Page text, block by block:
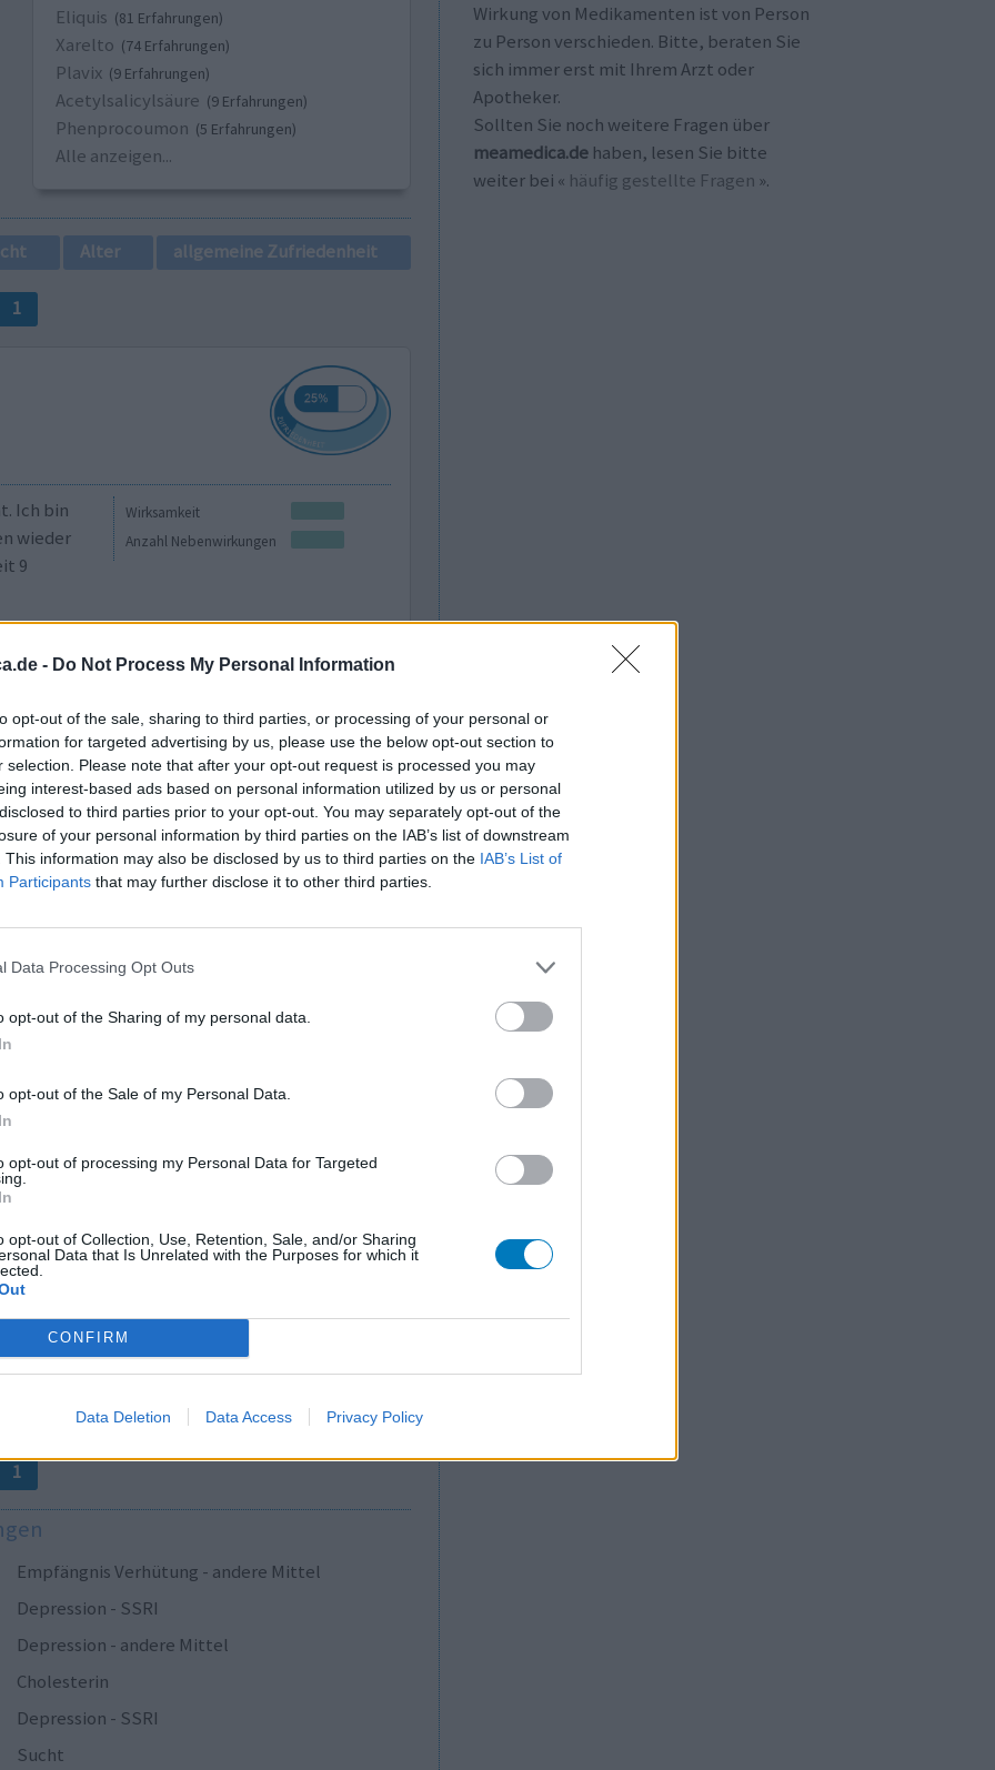
- Do Not Process My Personal Information
opt-out of the sale, sharing to third parties, or processing of your personal or
for targeted advertising by us, please use the below opt-out section to
selection. Please note that after your opt-out request is processed you may
interest-based ads based on personal information utilized by us or personal
to third parties prior to your opt-out. You may separately opt-out of the
of your personal information by third parties on the IAB’s list of downstream
This information may also be disclosed by us to third parties on the IAB’s List of
Participants that may further disclose it to other third parties.
Data Processing Opt Outs
opt-out of the Sharing of my personal data.
opt-out of the Sale of my Personal Data.
opt-out of processing my Personal Data for Targeted
opt-out of Collection, Use, Retention, Sale, and/or Sharing
Data that Is Unrelated with the Purposes for which it
CONFIRM
Data Deletion Data Access Privacy Policy
Eliquis (81 Erfahrungen)
Xarelto (74 Erfahrungen)
Plavix (9 Erfahrungen)
Acetylsalicylsäure (9 Erfahrungen)
Phenprocoumon (5 Erfahrungen)
Alle anzeigen...
Alter allgemeine Zufriedenheit
1
Wirksamkeit
Anzahl Nebenwirkungen
Ich bin
wieder
9
Wirksamkeit
Anzahl Nebenwirkungen
Tracleer
denn es
unter den Nebenwirkungen zu leiden.
und gelegentlich Kopfschmerzen und ich
1
Empfängnis Verhütung - andere Mittel
Depression - SSRI
Depression - andere Mittel
Cholesterin
Depression - SSRI
Sucht
Wirkung von Medikamenten ist von Person
zu Person verschieden. Bitte, beraten Sie
sich immer erst mit Ihrem Arzt oder
Apotheker.
Sollten Sie noch weitere Fragen über
meamedica.de haben, lesen Sie bitte
weiter bei « häufig gestellte Fragen ».